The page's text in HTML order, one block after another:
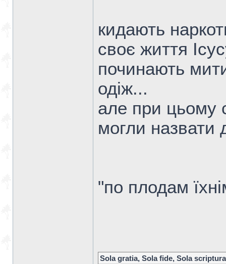
кидають
своє життя
починають
одіж...
але при цьому
могли
"по плодам
Sola gratia, Sola fide, Sola scriptura